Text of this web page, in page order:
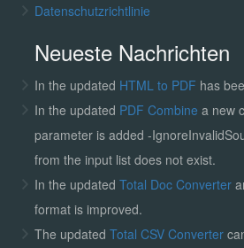
Datenschutzrichtlinie
Neueste Nachrichten
In the updated HTML to PDF has
In the updated PDF Combine a new
parameter is added -
from the input list does not exist.
In the updated Total Doc Converter
format is improved.
The updated Total CSV Converter